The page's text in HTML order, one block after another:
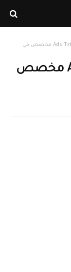
طريقة إضافة ملف Ads.Txt مخصص في
طريقة إضافة ملف Ads.Txt مخصص